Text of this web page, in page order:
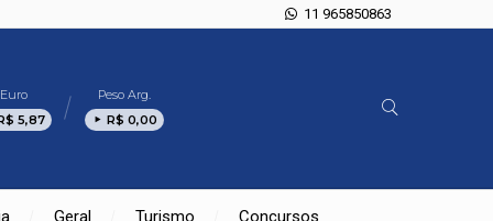
11 965850863
Euro
5,87
Peso Arg.
R$ 0,00
Geral Turismo Concursos